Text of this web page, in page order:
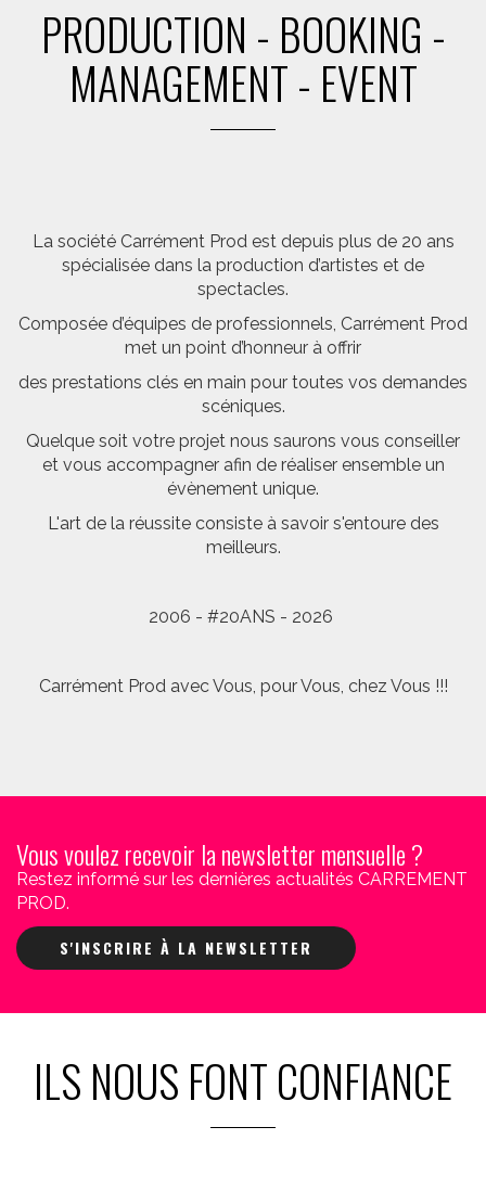
PRODUCTION - BOOKING -
MANAGEMENT - EVENT
La société Carrément Prod est depuis plus de 20 ans
spécialisée dans la production d’artistes et de
spectacles.
Composée d’équipes de professionnels, Carrément Prod
met un point d’honneur à offrir
des prestations clés en main pour toutes vos demandes
scéniques.
Quelque soit votre projet nous saurons vous conseiller
et vous accompagner afin de réaliser ensemble un
évènement unique.
L'art de la réussite consiste à savoir s'entoure des
meilleurs.
2006 - #20ANS - 2026
Carrément Prod avec Vous, pour Vous, chez Vous !!!
Vous voulez recevoir la newsletter mensuelle ?
Restez informé sur les dernières actualités CARREMENT
PROD.
S'INSCRIRE À LA NEWSLETTER
ILS NOUS FONT CONFIANCE